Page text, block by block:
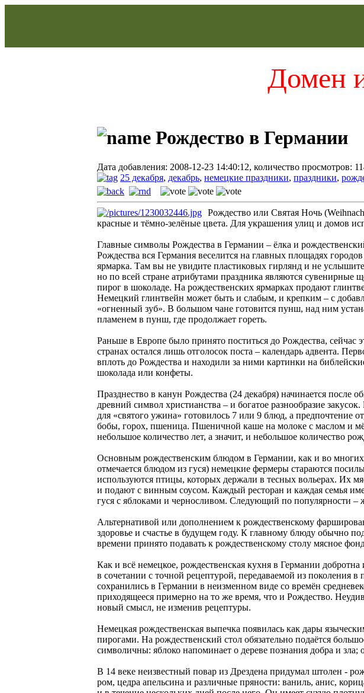
Домен
Рождество в Германии
Дата добавления: 2008-12-23 14:40:12, количество просмотров:
25 декабря, декабрь, немецкие праздники, праздники,
Рождество или Святая Ночь
красные и тёмно-зелёные цвета. Для украшения улиц и домов
Главные символы Рождества в Германии – ёлка и
Рождества вся Германия веселится на главных площадях
ярмарка. Там вы не увидите пластиковых гирлянд и не
но по всей стране атрибутами праздника являются
пирог в шоколаде. На рождественских ярмарках продают
Немецкий глинтвейн может быть и слабым, и крепким – с
«огненный зуб». В большом чане готовится пунш, над ним
пламенем в пунш, где продолжает гореть.
Раньше в Европе было принято поститься до Рождества,
странах остался лишь отголосок поста – календарь адвента.
вплоть до Рождества и находили за ними картинки на
шоколада или конфеты.
Празднество в канун Рождества (24 декабря) начинается после
древний символ христианства – и богатое разнообразие
для «святого ужина» готовилось 7 или 9 блюд, а предпочтение
бобы, горох, пшеница. Пшеничной каше на молоке с маслом и
небольшое количество лет, а значит, и небольшое количество
Основным рождественским блюдом в Германии, как и во многих
отмечается блюдом из гуся) немецкие фермеры стараются
используются птицы, которых держали в тесных вольерах. Их
и подают с винным соусом. Каждый ресторан и каждая семья
гуся с яблоками и черносливом. Следующий по популярности –
Альтернативой или дополнением к рождественскому
здоровье и счастье в будущем году. К главному блюду обычно
времени принято подавать к рождественскому столу мясное
Как и всё немецкое, рождественская кухня в Германии
в сочетании с точной рецептурой, передаваемой из
сохранились в Германии в неизменном виде со времён
приходящееся примерно на то же время, что и Рождество.
новый смысл, не изменив рецептуры.
Немецкая рождественская выпечка появилась как дары
пирогами. На рождественский стол обязательно подаётся
символичны: яблоко напоминает о дереве познания добра и
В 14 веке неизвестный повар из Дрездена придумал штолен -
ром, цедра апельсина и различные пряности: ваниль, анис,